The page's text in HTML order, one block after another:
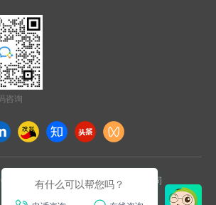
咨询
杭州数云信息技术有限公司上海分公司
沪ICP备2021031892号
有什么可以帮您吗？